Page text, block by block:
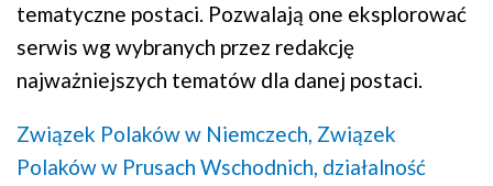
tematyczne postaci. Pozwalają one eksplorować
serwis wg wybranych przez redakcję
najważniejszych tematów dla danej postaci.
Związek Polaków w Niemczech, Związek
Polaków w Prusach Wschodnich, działalność